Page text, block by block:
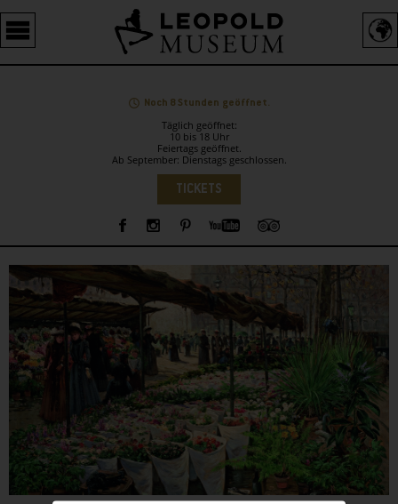
Barrierefreie
Bedienung
der
Noch 8 Stunden geöffnet.
Täglich geöffnet:
10 bis 18 Uhr
Feiertags geöffnet.
Ab September: Dienstags geschlossen.
TICKETS
Sidebar